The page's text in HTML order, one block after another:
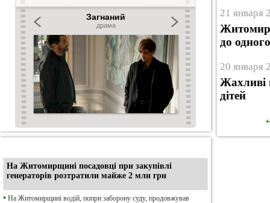
На Житомирщині посадовці при закупівлі
генераторів розтратили майже 2 млн грн
• На Житомирщині водій, попри заборону суду, продовжував
21 января
до
20 января
Жахливі
дітей